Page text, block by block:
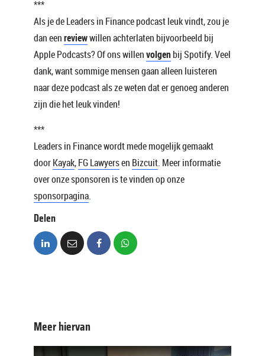
***
Als je de Leaders in Finance podcast leuk vindt, zou je
dan eenreviewwillen achterlaten bijvoorbeeld bij
Apple Podcasts? Of ons willenvolgenbij Spotify. Veel
dank, want sommige mensen gaan alleen luisteren
naar deze podcast als ze weten dat er genoeg anderen
zijn die het leuk vinden!
***
Leaders in Finance wordt mede mogelijk gemaakt
doorKayak,FG Lawyersen Bizcuit. Meer informatie
over onze sponsoren is te vinden op onze
sponsorpagina.
Delen
Meer hiervan